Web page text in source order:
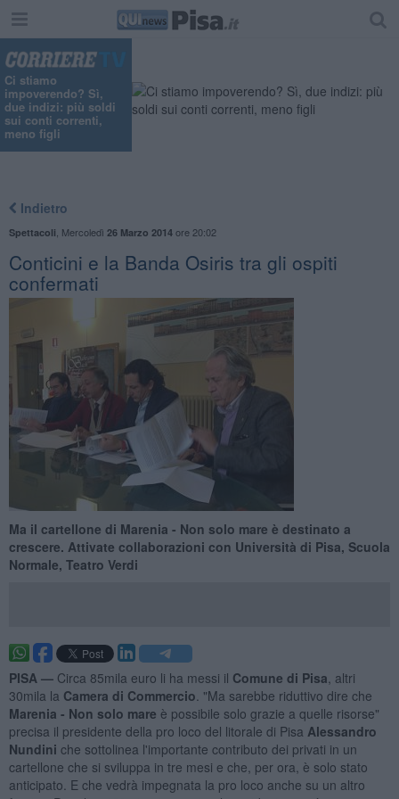
Ci stiamo
impoverendo? Sì,
due indizi: più soldi
sui conti correnti,
meno figli
Indietro
Spettacoli Mercoledì 26 Marzo 2014ore 20:02
Conticini e la Banda Osiris tra gli ospiti
confermati
Ma il cartellone di Marenia - Non solo mare è destinato a
crescere. Attivate collaborazioni con Università di Pisa, Scuola
Normale, Teatro Verdi
PISA — Circa 85mila euro li ha messi il Comune di Pisa , altri
30mila la Camera di Commercio . "Ma sarebbe riduttivo dire che
Marenia - Non solo mare è possibile solo grazie a quelle risorse"
precisa il presidente della pro loco del litorale di Pisa Alessandro
Nundini che sottolinea l'importante contributo dei privati in un
cartellone che si sviluppa in tre mesi e che, per ora, è solo stato
anticipato. E che vedrà impegnata la pro loco anche su un altro